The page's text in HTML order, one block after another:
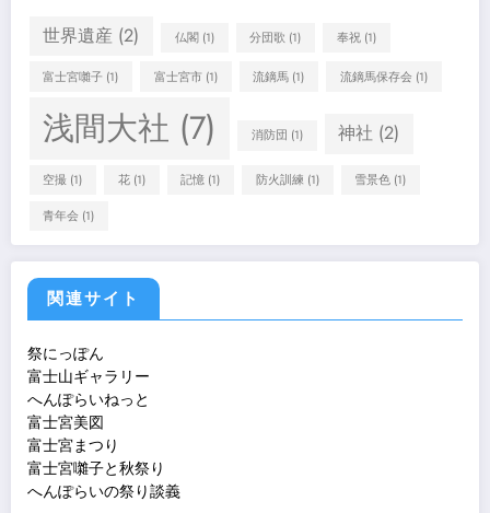
世界遺産 (2) 仏閣 (1) 分団歌 (1) 奉祝(1)
富士宮囃子 (1) 富士宮市(1) 流鏑馬 (1) 流鏑馬保存会 (1)
浅間大社 (7) 消防団 (1) 神社 (2)
空撮 (1) 花(1) 記憶 (1) 防火訓練 (1) 雪景色 (1)
青年会 (1)
関連サイト
祭にっぽん
富士山ギャラリー
へんぽらいねっと
富士宮美図
富士宮まつり
富士宮囃子と秋祭り
へんぽらいの祭り談義